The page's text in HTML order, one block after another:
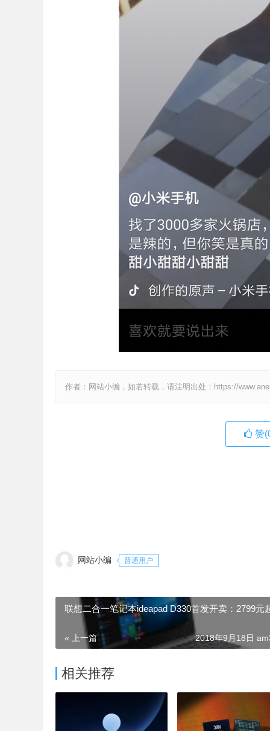
作者：网站小编，如若转载，请注明出处：https://
赞(
网站小编 普通用户
联想二合一笔记本ideapad D330首发开卖：2799元
« 上一篇 2018年9月18日
相关推荐